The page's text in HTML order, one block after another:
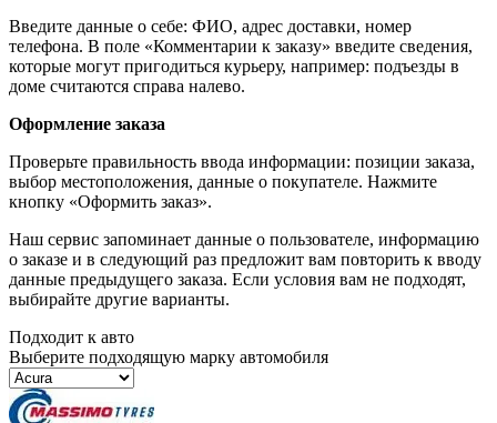
Введите данные о себе: ФИО, адрес доставки, номер
телефона. В поле «Комментарии к заказу» введите сведения,
которые могут пригодиться курьеру, например: подъезды в
доме считаются справа налево.
Оформление заказа
Проверьте правильность ввода информации: позиции заказа,
выбор местоположения, данные о покупателе. Нажмите
кнопку «Оформить заказ».
Наш сервис запоминает данные о пользователе, информацию
о заказе и в следующий раз предложит вам повторить к вводу
данные предыдущего заказа. Если условия вам не подходят,
выбирайте другие варианты.
Подходит к авто
Выберите подходящую марку автомобиля